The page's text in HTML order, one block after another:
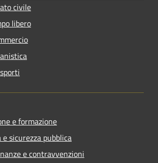
civile
libero
e formazione
e sicurezza pubblica
e contravvenzioni